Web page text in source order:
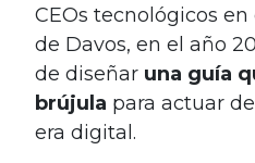
CEOs tecnológicos
de Davos, en el año
de diseñar una guía
brújula para actuar
era digital.